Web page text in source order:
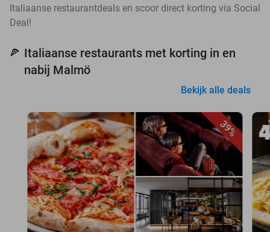
Italiaanse restaurantdeals en scoor direct korting via Social
Deal!
🍕 Italiaanse restaurants met korting in en
nabij Malmö
Bekijk alle deals
39%